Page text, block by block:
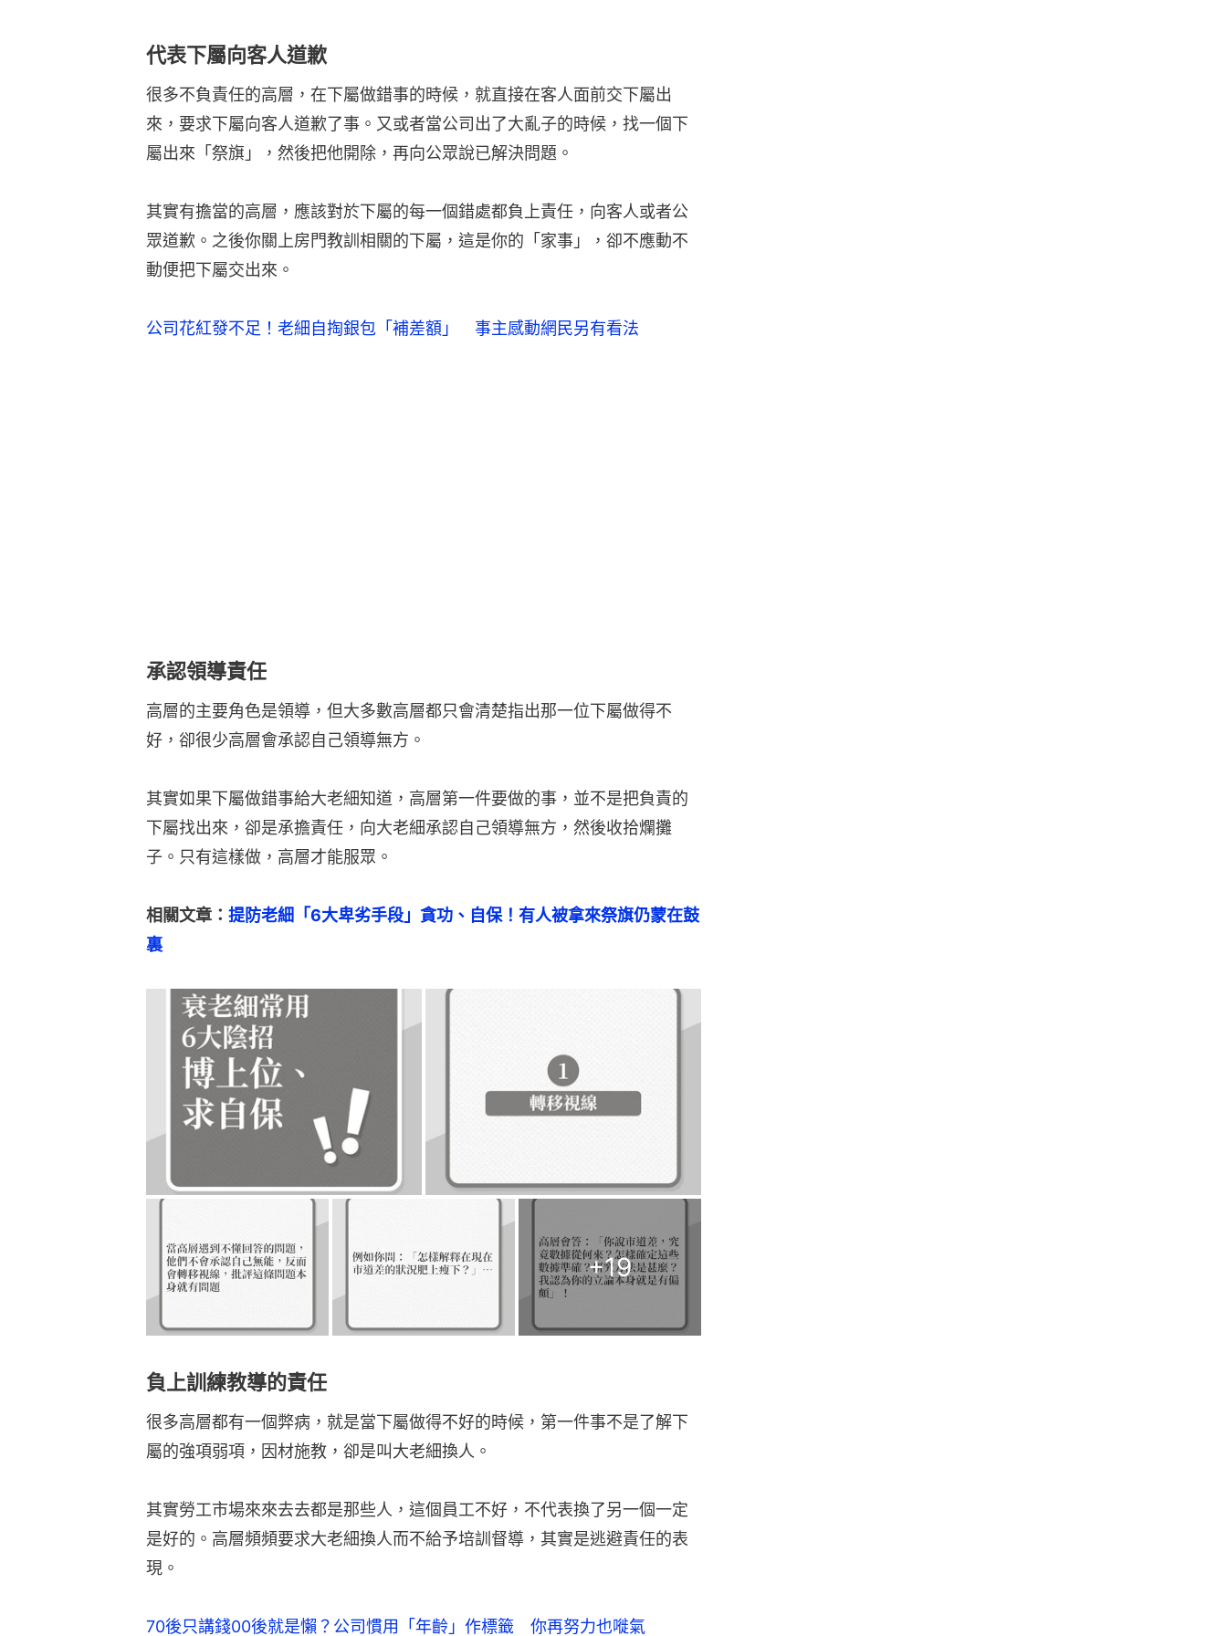
代表下屬向客人道歉
很多不負責任的高層，在下屬做錯事的時候，就直接在客人面前交下屬出
來，要求下屬向客人道歉了事。又或者當公司出了大亂子的時候，找一個下
屬出來「祭旗」，然後把他開除，再向公眾說已解決問題。
其實有擔當的高層，應該對於下屬的每一個錯處都負上責任，向客人或者公
眾道歉。之後你關上房門教訓相關的下屬，這是你的「家事」，卻不應動不
動便把下屬交出來。
公司花紅發不足！老細自掏銀包「補差額」 事主感動網民另有看法
承認領導責任
高層的主要角色是領導，但大多數高層都只會清楚指出那一位下屬做得不
好，卻很少高層會承認自己領導無方。
其實如果下屬做錯事給大老細知道，高層第一件要做的事，並不是把負責的
下屬找出來，卻是承擔責任，向大老細承認自己領導無方，然後收拾爛攤
子。只有這樣做，高層才能服眾。
相關文章： 提防老細「6大卑劣手段」貪功、自保！有人被拿來祭旗仍蒙在鼓
裏
+19
負上訓練教導的責任
很多高層都有一個弊病，就是當下屬做得不好的時候，第一件事不是了解下
屬的強項弱項，因材施教，卻是叫大老細換人。
其實勞工市場來來去去都是那些人，這個員工不好，不代表換了另一個一定
是好的。高層頻頻要求大老細換人而不給予培訓督導，其實是逃避責任的表
現。
70後只講錢00後就是懶？公司慣用「年齡」作標籤 你再努力也嘥氣